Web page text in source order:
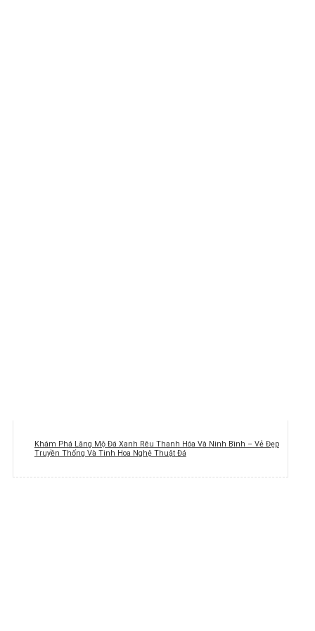
Khám Phá Lăng Mộ Đá Xanh Rêu Thanh Hóa Và Ninh Bình – Vẻ Đẹp
Truyền Thống Và Tinh Hoa Nghệ Thuật Đá